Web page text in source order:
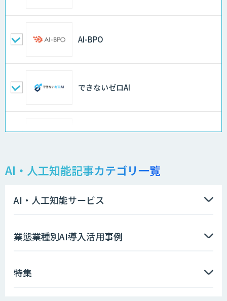
AI-BPO
できないゼロAI
Docify（ドシファイ）
imprai ezKotae
AI・人工知能記事カテゴリ一覧
AI・人工知能サービス
業態業種別AI導入活用事例
特集